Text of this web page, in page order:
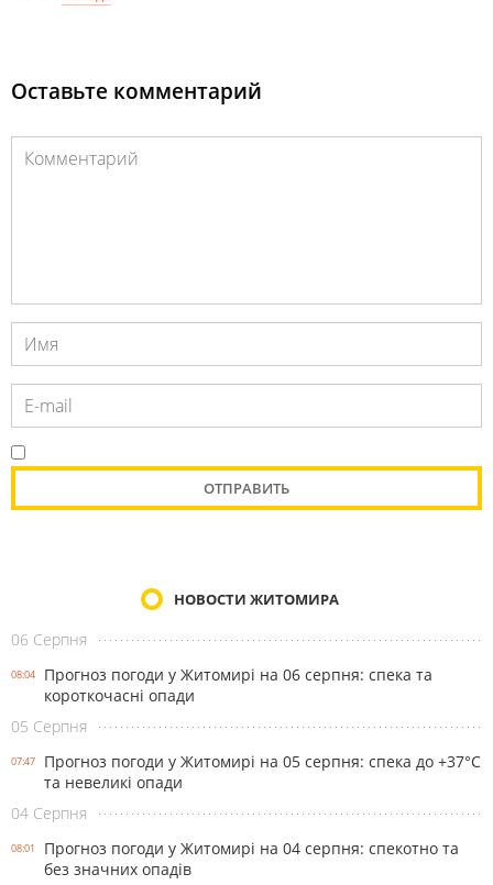
Оставьте комментарий
НОВОСТИ ЖИТОМИРА
06 Серпня
08:04
Прогноз погоди у Житомирі на 06 серпня: спека та
короткочасні опади
05 Серпня
07:47
Прогноз погоди у Житомирі на 05 серпня: спека до +37°С
та невеликі опади
04 Серпня
08:01
Прогноз погоди у Житомирі на 04 серпня: спекотно та
без значних опадів